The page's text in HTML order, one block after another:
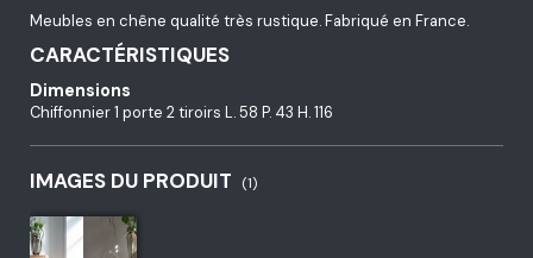
Meubles en chêne qualité très rustique. Fabriqué en France.
CARACTÉRISTIQUES
Dimensions
Chiffonnier 1 porte 2 tiroirs L. 58 P. 43 H. 116
IMAGES DU PRODUIT (1)